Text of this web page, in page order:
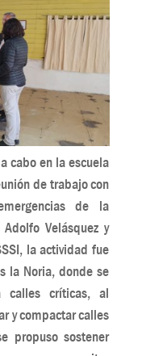
cabo en la escuela
de trabajo con
de la
Velásquez y
la actividad fue
la Noria, donde se
calles críticas, al
y compactar calles
propuso sostener